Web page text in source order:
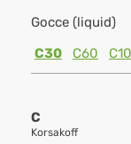
Gocce (liquid)
C30
C60
C
Korsakoff